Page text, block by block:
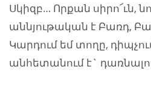
Սկիզբ… Որքան սիրո՜ւն,
աննյութական է Բառդ,
Կարդում եմ տողը,
անհետանում է`